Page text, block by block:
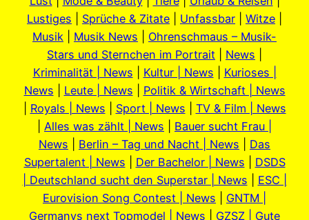
Lustiges
Sprüche & Zitate Unfassbar Witze
Musik
Musik News
Ohrenschmaus – Musik-
Stars und Sternchen im Portrait
News
Kriminalität | News
Kultur | News
Kurioses |
News
Leute | News
Politik & Wirtschaft | News
Royals | News Sport | News
TV & Film | News
Alles was zählt | News
Bauer sucht Frau |
News
Berlin – Tag und Nacht | News
Das
Supertalent | News
Der Bachelor | News
DSDS
| Deutschland sucht den Superstar | News
ESC |
Eurovision Song Contest | News
GNTM |
Germanys next Topmodel | News
GZSZ | Gute